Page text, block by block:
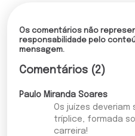
Os comentários não
responsabilidade pelo
mensagem.
Comentários (2)
Paulo Miranda Soares
Os juízes deveriam
tríplice, formada
carreira!